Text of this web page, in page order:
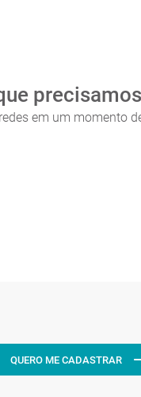
em um momento
QUERO ME CADASTRAR